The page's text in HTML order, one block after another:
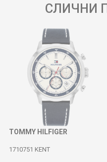
СЛИЧНИ
TOMMY HILFIGER
1710751 KENT